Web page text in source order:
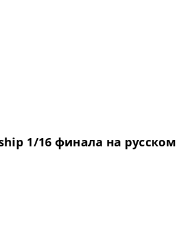
1/16 финала на русском